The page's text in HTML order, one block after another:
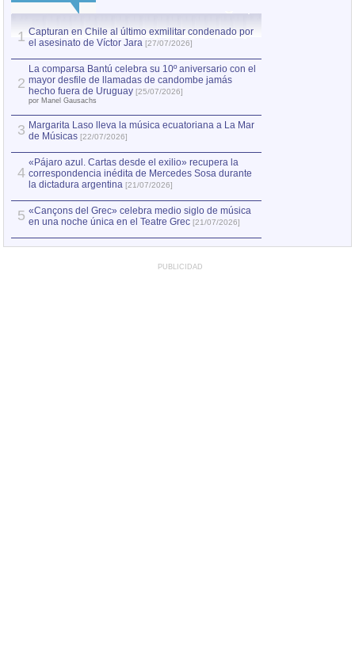
1 Capturan en Chile al último exmilitar condenado por
el asesinato de Víctor Jara [27/07/2026]
2
La comparsa Bantú celebra su 10º aniversario con el
mayor desfile de llamadas de candombe jamás
hecho fuera de Uruguay [25/07/2026]
por Manel Gausachs
3 Margarita Laso lleva la música ecuatoriana a La Mar
de Músicas [22/07/2026]
4
«Pájaro azul. Cartas desde el exilio» recupera la
correspondencia inédita de Mercedes Sosa durante
la dictadura argentina [21/07/2026]
5 «Cançons del Grec» celebra medio siglo de música
en una noche única en el Teatre Grec [21/07/2026]
PUBLICIDAD